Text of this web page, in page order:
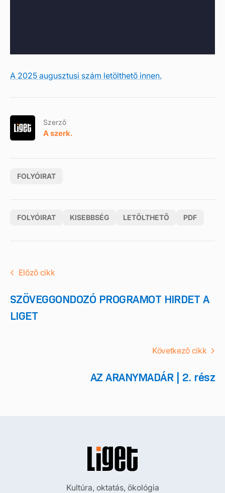
A 2025 augusztusi szám letölthető innen.
Szerző
A szerk.
FOLYÓIRAT
FOLYÓIRAT KISEBBSÉG LETÖLTHETŐ PDF
Előző cikk
SZÖVEGGONDOZÓ PROGRAMOT HIRDET A
LIGET
Következő cikk
AZ ARANYMADÁR | 2. rész
Kultúra, oktatás, ökológia